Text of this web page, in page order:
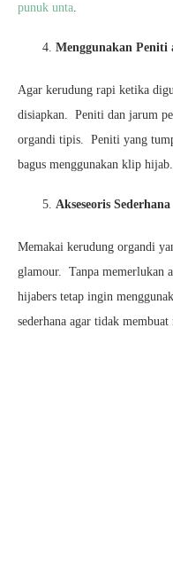
punuk unta.
Menggunakan
Agar kerudung rapi ketika
disiapkan. Peniti dan jarum
organdi tipis. Peniti yang
bagus menggunakan klip hijab.
Akseseoris Sederhana
Memakai kerudung organdi
glamour. Tanpa memerlukan
hijabers tetap ingin
sederhana agar tidak